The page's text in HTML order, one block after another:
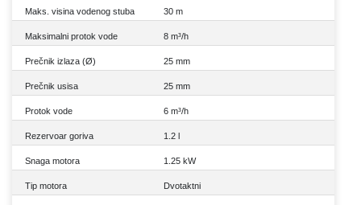
Maks. visina vodenog stuba 30 m
Maksimalni protok vode 8 m³/h
Prečnik izlaza (Ø) 25 mm
Prečnik usisa 25 mm
Protok vode 6 m³/h
Rezervoar goriva 1.2 l
Snaga motora 1.25 kW
Tip motora Dvotaktni